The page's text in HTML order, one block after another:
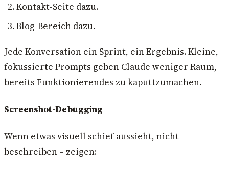
Kontakt-Seite dazu.
Blog-Bereich dazu.
Jede Konversation ein Sprint, ein Ergebnis. Kleine,
fokussierte Prompts geben Claude weniger Raum,
bereits Funktionierendes zu kaputtzumachen.
Screenshot-Debugging
Wenn etwas visuell schief aussieht, nicht
beschreiben – zeigen: